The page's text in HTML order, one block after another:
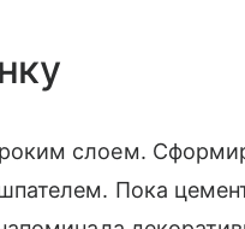
слоем.
Пока